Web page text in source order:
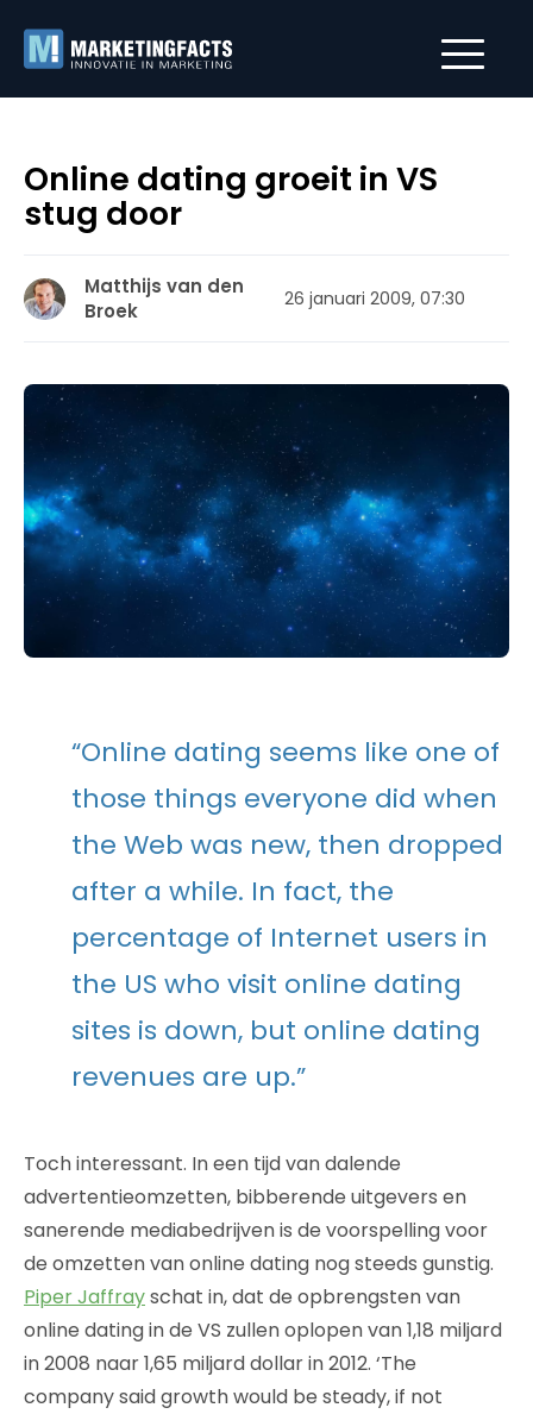
Online dating groeit in VS
stug door
Matthijs van den
Broek
26 januari 2009, 07:30
“Online dating seems like one of
those things everyone did when
the Web was new, then dropped
after a while. In fact, the
percentage of Internet users in
the US who visit online dating
sites is down, but online dating
revenues are up.”
Toch interessant. In een tijd van dalende
advertentieomzetten, bibberende uitgevers en
sanerende mediabedrijven is de voorspelling voor
de omzetten van online dating nog steeds gunstig.
Piper Jaffrayschat in, dat de opbrengsten van
online dating in de VS zullen oplopen van 1,18 miljard
in 2008 naar 1,65 miljard dollar in 2012. ‘The
company said growth would be steady, if not